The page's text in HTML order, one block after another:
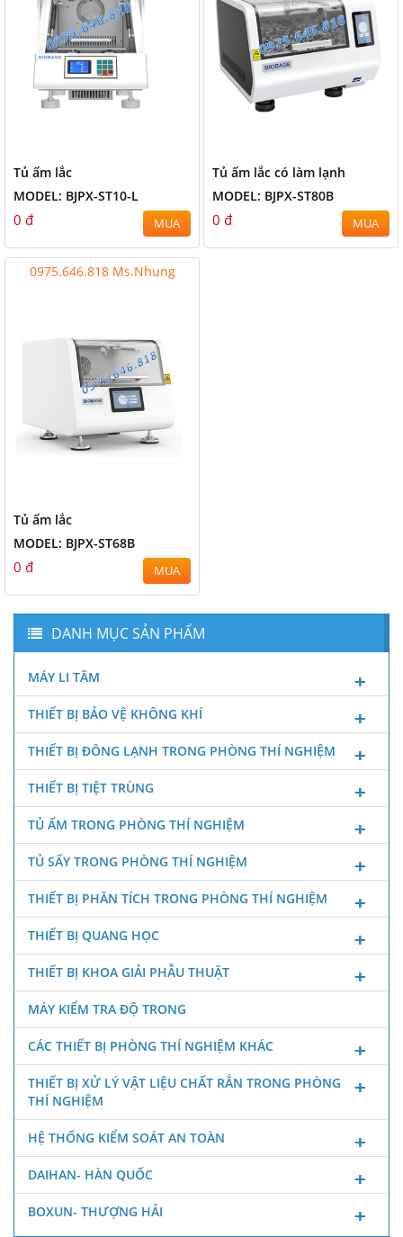
Tủ ấm lắc
MODEL: BJPX-ST10-L
0 đ MUA
Tủ ấm lắc có làm lạnh
MODEL: BJPX-ST80B
0 đ MUA
0975.646.818 Ms.Nhung
Tủ ấm lắc
MODEL: BJPX-ST68B
0 đ MUA
DANH MỤC SẢN PHẨM
MÁY LI TÂM
THIẾT BỊ BẢO VỆ KHÔNG KHÍ
THIẾT BỊ ĐÔNG LẠNH TRONG PHÒNG THÍ NGHIỆM
THIẾT BỊ TIỆT TRÙNG
TỦ ẤM TRONG PHÒNG THÍ NGHIỆM
TỦ SẤY TRONG PHÒNG THÍ NGHIỆM
THIẾT BỊ PHÂN TÍCH TRONG PHÒNG THÍ NGHIỆM
THIẾT BỊ QUANG HỌC
THIẾT BỊ KHOA GIẢI PHẪU THUẬT
MÁY KIỂM TRA ĐỘ TRONG
CÁC THIẾT BỊ PHÒNG THÍ NGHIỆM KHÁC
THIẾT BỊ XỬ LÝ VẬT LIỆU CHẤT RẮN TRONG PHÒNG
THÍ NGHIỆM
HỆ THỐNG KIỂM SOÁT AN TOÀN
DAIHAN- HÀN QUỐC
BOXUN- THƯỢNG HẢI